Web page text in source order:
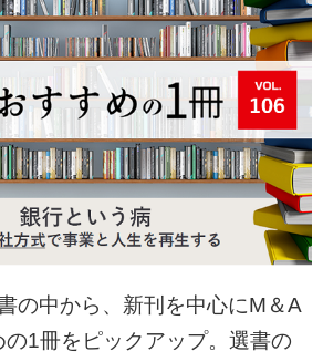
の中から、新刊を中心にM＆A
1冊をピックアップ。選書の